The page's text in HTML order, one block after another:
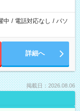
中 / 電話対応なし / パソ
詳細へ
掲載日：2026.08.06